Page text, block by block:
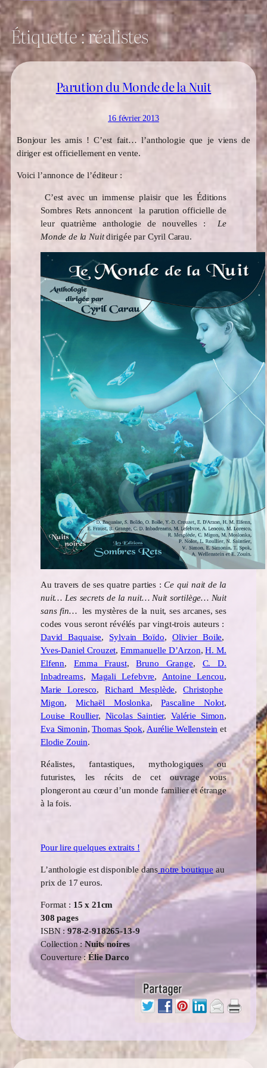
Étiquette :réalistes
Parution du Monde de la Nuit
16 février 2013
Bonjour les amis ! C’est fait… l’anthologie que je viens de
diriger est officiellement en vente.
Voici l’annonce de l’éditeur :
C’est avec un immense plaisir que les Éditions
Sombres Rets annoncent la parution officielle de
leur quatrième anthologie de nouvelles : Le
Monde de la Nuitdirigée par Cyril Carau.
Au travers de ses quatre parties : Ce qui nait de la
nuit… Les secrets de la nuit… Nuit sortilège… Nuit
sans fin…les mystères de la nuit, ses arcanes, ses
codes vous seront révélés par vingt-trois auteurs :
David Baquaise, Sylvain Boïdo, Olivier Boile,
Yves-Daniel Crouzet,Emmanuelle D’Arzon,H. M.
Elfenn, Emma Fraust,Bruno Grange, C. D.
Inbadreams, Magali Lefebvre, Antoine Lencou,
Marie Loresco,Richard Mesplède,Christophe
Migon, Michaël Moslonka,Pascaline Nolot,
Louise Roullier, Nicolas Saintier,Valérie Simon,
Eva Simonin,Thomas Spok, Aurélie Wellenstein et
Elodie Zouin.
Réalistes, fantastiques, mythologiques ou
futuristes, les récits de cet ouvrage vous
plongeront au cœur d’un monde familier et étrange
à la fois.
Pour lire quelques extraits !
L’anthologie est disponible dans notre boutique au
prix de 17 euros.
Format : 15 x 21cm
308 pages
ISBN : 978-2-918265-13-9
Collection : Nuits noires
Couverture :Élie Darco